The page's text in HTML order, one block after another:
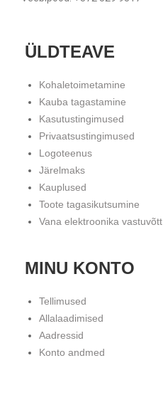
ÜLDTEAVE
Kohaletoimetamine
Kauba tagastamine
Kasutustingimused
Privaatsustingimused
Logoteenus
Järelmaks
Kauplused
Toote tagasikutsumine
Vana elektroonika vastuvõtt
MINU KONTO
Tellimused
Allalaadimised
Aadressid
Konto andmed